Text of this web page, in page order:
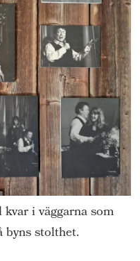
i väggarna som
byns stolthet.